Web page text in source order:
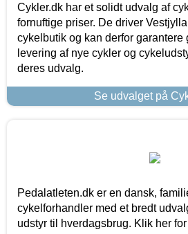
Cykler.dk har et solidt udvalg af
fornuftige priser. De driver
cykelbutik og kan derfor garantere
levering af nye cykler og
deres udvalg.
Se udvalget på
Pedalatleten.dk er en dansk,
cykelforhandler med et bredt
udstyr til hverdagsbrug. Klik her